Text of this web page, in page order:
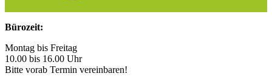
Bürozeit:
Montag bis Freitag
10.00 bis 16.00 Uhr
Bitte vorab Termin vereinbaren!